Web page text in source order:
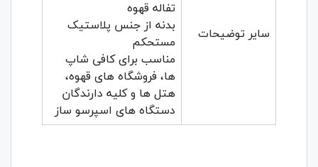
سایر توضیحات
تفاله قهوه
بدنه از جنس پلاستیک
مستحکم
مناسب برای کافی شاپ
ها، فروشگاه های قهوه،
هتل ها و کلیه دارندگان
دستگاه های اسپرسو ساز